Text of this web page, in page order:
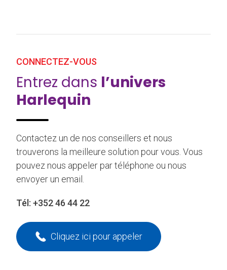
CONNECTEZ-VOUS
Entrez dans l’univers
Harlequin
Contactez un de nos conseillers et nous
trouverons la meilleure solution pour vous. Vous
pouvez nous appeler par téléphone ou nous
envoyer un email.
Tél: +352 46 44 22
Cliquez ici pour appeler